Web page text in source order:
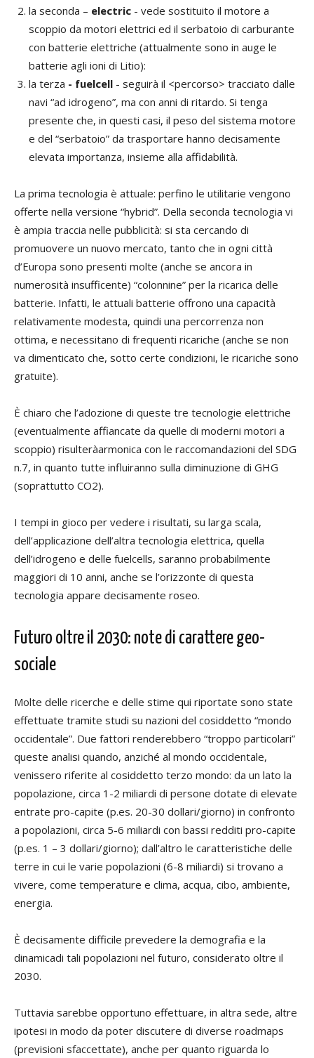
la seconda – electric - vede sostituito il motore a
scoppio da motori elettrici ed il serbatoio di carburante
con batterie elettriche (attualmente sono in auge le
batterie agli ioni di Litio):
la terza - fuelcell - seguirà il <percorso> tracciato dalle
navi “ad idrogeno”, ma con anni di ritardo. Si tenga
presente che, in questi casi, il peso del sistema motore
e del “serbatoio” da trasportare hanno decisamente
elevata importanza, insieme alla affidabilità.
La prima tecnologia è attuale: perfino le utilitarie vengono
offerte nella versione “hybrid”. Della seconda tecnologia vi
è ampia traccia nelle pubblicità: si sta cercando di
promuovere un nuovo mercato, tanto che in ogni città
d’Europa sono presenti molte (anche se ancora in
numerosità insufficente) “colonnine” per la ricarica delle
batterie. Infatti, le attuali batterie offrono una capacità
relativamente modesta, quindi una percorrenza non
ottima, e necessitano di frequenti ricariche (anche se non
va dimenticato che, sotto certe condizioni, le ricariche sono
gratuite).
È chiaro che l’adozione di queste tre tecnologie elettriche
(eventualmente affiancate da quelle di moderni motori a
scoppio) risulteràarmonica con le raccomandazioni del SDG
n.7, in quanto tutte influiranno sulla diminuzione di GHG
(soprattutto CO2).
I tempi in gioco per vedere i risultati, su larga scala,
dell’applicazione dell’altra tecnologia elettrica, quella
dell’idrogeno e delle fuelcells, saranno probabilmente
maggiori di 10 anni, anche se l’orizzonte di questa
tecnologia appare decisamente roseo.
Futuro oltre il 2030: note di carattere geo-
sociale
Molte delle ricerche e delle stime qui riportate sono state
effettuate tramite studi su nazioni del cosiddetto “mondo
occidentale”. Due fattori renderebbero “troppo particolari”
queste analisi quando, anziché al mondo occidentale,
venissero riferite al cosiddetto terzo mondo: da un lato la
popolazione, circa 1-2 miliardi di persone dotate di elevate
entrate pro-capite (p.es. 20-30 dollari/giorno) in confronto
a popolazioni, circa 5-6 miliardi con bassi redditi pro-capite
(p.es. 1 – 3 dollari/giorno); dall’altro le caratteristiche delle
terre in cui le varie popolazioni (6-8 miliardi) si trovano a
vivere, come temperature e clima, acqua, cibo, ambiente,
energia.
È decisamente difficile prevedere la demografia e la
dinamicadi tali popolazioni nel futuro, considerato oltre il
2030.
Tuttavia sarebbe opportuno effettuare, in altra sede, altre
ipotesi in modo da poter discutere di diverse roadmaps
(previsioni sfaccettate), anche per quanto riguarda lo